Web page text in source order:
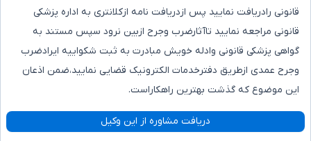
قانونی رادریافت نمایید پس ازدریافت نامه ازکلانتری به اداره پزشکی
قانونی مراجعه نمایید تاآثارضرب وجرح ازبین نرود سپس مستند به
گواهی پزشکی قانونی وادله خویش مبادرت به ثبت شکواییه ایرادضرب
وجرح عمدی ازطریق دفترخدمات الکترونیک قضایی نمایید،ضمن اذعان
این موضوع که گذشت بهترین راهکاراست.
دریافت مشاوره از این وکیل